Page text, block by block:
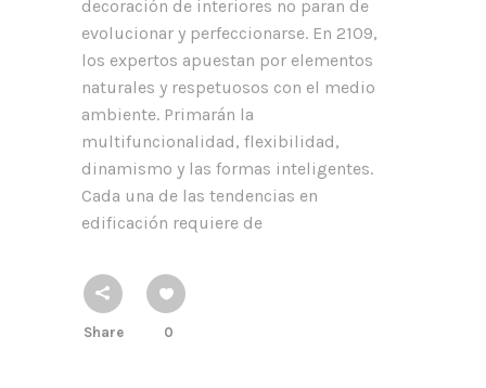
decoración de interiores no paran de
evolucionar y perfeccionarse. En 2109,
los expertos apuestan por elementos
naturales y respetuosos con el medio
ambiente. Primarán la
multifuncionalidad, flexibilidad,
dinamismo y las formas inteligentes.
Cada una de las tendencias en
edificación requiere de
Share 0